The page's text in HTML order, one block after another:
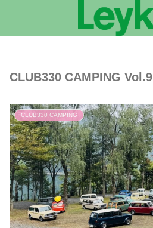
CLUB330 CAMPING Vol.9
CLUB330 CAMPING